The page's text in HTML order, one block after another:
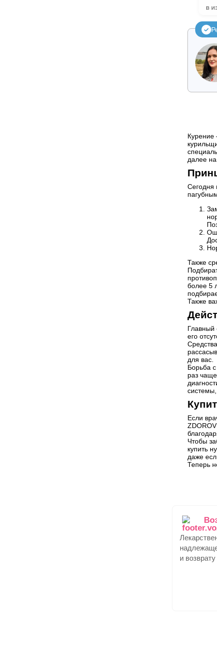
в
Курение
далее
Сегодня
Также
более 5
Также
Главный
его
для вас.
Борьба
раз
системы,
Если
Чтобы
купить
даже
Теперь
и